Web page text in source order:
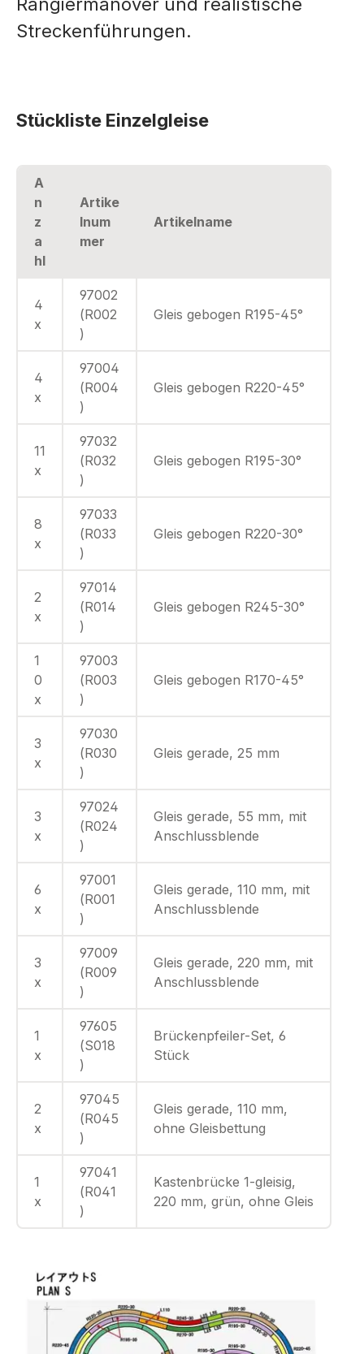
Streckenführungen.
Stückliste Einzelgleise
A
n
z
a
hl
Artike
lnum
mer
Artikelname
4
x
97002
(R002
)
Gleis gebogen R195-45°
4
x
97004
(R004
)
Gleis gebogen R220-45°
11
x
97032
(R032
)
Gleis gebogen R195-30°
8
x
97033
(R033
)
Gleis gebogen R220-30°
2
x
97014
(R014
)
Gleis gebogen R245-30°
1
0
x
97003
(R003
)
Gleis gebogen R170-45°
3
x
97030
(R030
)
Gleis gerade, 25 mm
3
x
97024
(R024
)
Gleis gerade, 55 mm, mit
Anschlussblende
6
x
97001
(R001
)
Gleis gerade, 110 mm, mit
Anschlussblende
3
x
97009
(R009
)
Gleis gerade, 220 mm, mit
Anschlussblende
1
x
97605
(S018
)
Brückenpfeiler-Set, 6
Stück
2
x
97045
(R045
)
Gleis gerade, 110 mm,
ohne Gleisbettung
1
x
97041
(R041
)
Kastenbrücke 1-gleisig,
220 mm, grün, ohne Gleis